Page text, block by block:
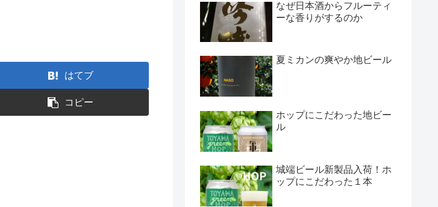
はてブ
コピー
なぜ日本酒からフルーティ
ーな香りがするのか
夏ミカンの爽やか地ビール
ホップにこだわった地ビー
ル
城端ビール新製品入荷！ホ
ップにこだわった１本